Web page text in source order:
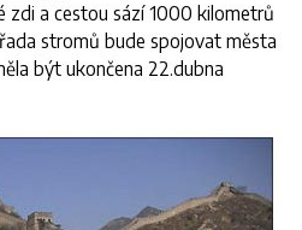
zdi a cestou sází 1000 kilometrů
stromů bude spojovat města
být ukončena 22.dubna